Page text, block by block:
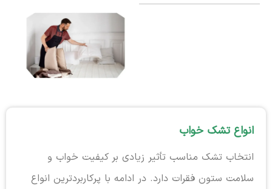
انواع تشک خواب
انتخاب تشک مناسب تأثیر زیادی بر کیفیت خواب و
سلامت ستون فقرات دارد. در ادامه با پرکاربردترین انواع